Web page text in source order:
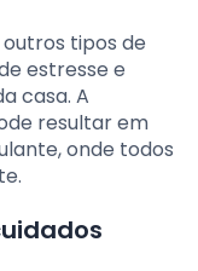
tipos de
estresse e
casa. A
resultar em
onde todos